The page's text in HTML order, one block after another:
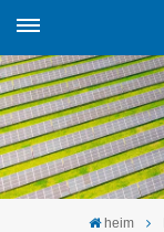
heim